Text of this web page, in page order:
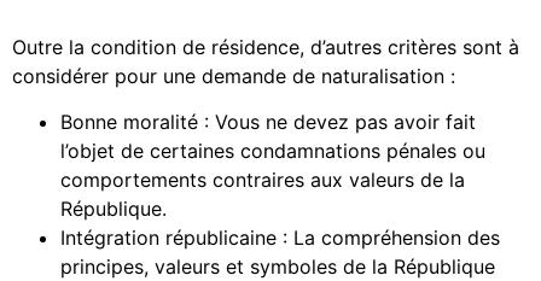
Outre la condition de résidence, d’autres critères sont à
considérer pour une demande de naturalisation :
Bonne moralité : Vous ne devez pas avoir fait
l’objet de certaines condamnations pénales ou
comportements contraires aux valeurs de la
République.
Intégration républicaine : La compréhension des
principes, valeurs et symboles de la République